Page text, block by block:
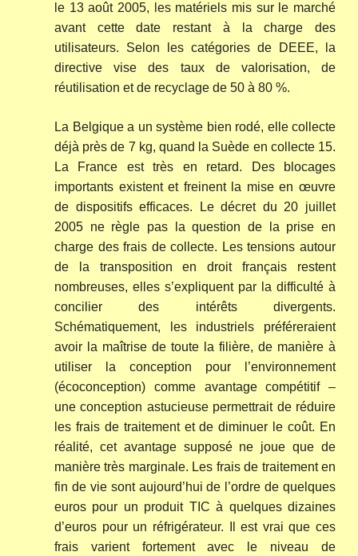
le 13 août 2005, les matériels mis sur le marché
avant cette date restant à la charge des
utilisateurs. Selon les catégories de DEEE, la
directive vise des taux de valorisation, de
réutilisation et de recyclage de 50 à 80 %.
La Belgique a un système bien rodé, elle collecte
déjà près de 7 kg, quand la Suède en collecte 15.
La France est très en retard. Des blocages
importants existent et freinent la mise en œuvre
de dispositifs efficaces. Le décret du 20 juillet
2005 ne règle pas la question de la prise en
charge des frais de collecte. Les tensions autour
de la transposition en droit français restent
nombreuses, elles s’expliquent par la difficulté à
concilier des intérêts divergents.
Schématiquement, les industriels préféreraient
avoir la maîtrise de toute la filière, de manière à
utiliser la conception pour l’environnement
(écoconception) comme avantage compétitif –
une conception astucieuse permettrait de réduire
les frais de traitement et de diminuer le coût. En
réalité, cet avantage supposé ne joue que de
manière très marginale. Les frais de traitement en
fin de vie sont aujourd’hui de l’ordre de quelques
euros pour un produit TIC à quelques dizaines
d’euros pour un réfrigérateur. Il est vrai que ces
frais varient fortement avec le niveau de